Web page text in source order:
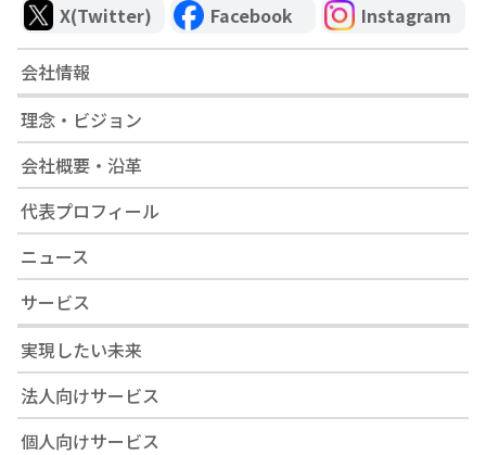
X(Twitter) Facebook Instagram
会社情報
理念・ビジョン
会社概要・沿革
代表プロフィール
ニュース
サービス
実現したい未来
法人向けサービス
個人向けサービス